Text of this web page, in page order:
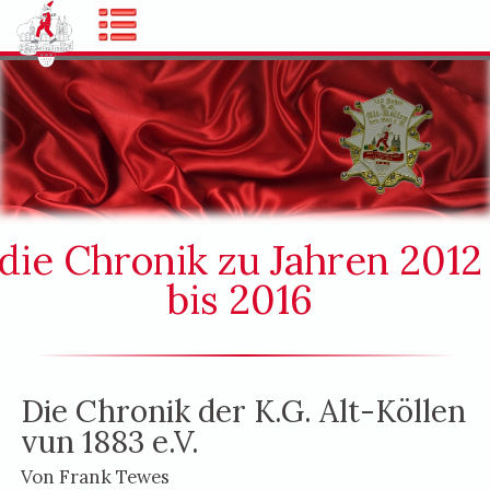
Chronik zu Jahren 2012
bis 2016
Die Chronik der K.G. Alt-Köllen
vun 1883 e.V.
Von Frank Tewes